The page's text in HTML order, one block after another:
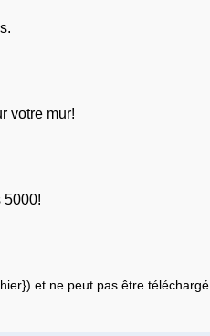
votre mur!
5000!
et ne peut pas être téléchargé.